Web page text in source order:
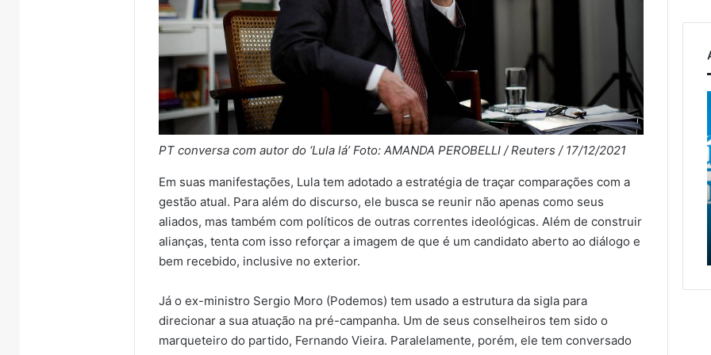
PT conversa com autor do ‘Lula lá’ Foto: AMANDA PEROBELLI / Reuters / 17/12/2021
Em suas manifestações, Lula tem adotado a estratégia de traçar comparações com a
gestão atual. Para além do discurso, ele busca se reunir não apenas como seus
aliados, mas também com políticos de outras correntes ideológicas. Além de construir
alianças, tenta com isso reforçar a imagem de que é um candidato aberto ao diálogo e
bem recebido, inclusive no exterior.
Já o ex-ministro Sergio Moro (Podemos) tem usado a estrutura da sigla para
direcionar a sua atuação na pré-campanha. Um de seus conselheiros tem sido o
marqueteiro do partido, Fernando Vieira. Paralelamente, porém, ele tem conversado
Projeto “Entre Nós” reúne
mulheres do interior em
tarde de acolhimento e
fortalecimento de vínculos
Causa
Animal
intensifica
fiscalização
cavalos
soltos
tutores
em
Causa Animal intensifica
fiscalização de cavalos
soltos e alerta tutores em
Encantado
Educação
de
Muçum
inicia
semestre
com
formação
alinhamento
Educação de Muçum inicia
novo semestre com
formação e alinhamento
das equipes
Muçum
5
e
da